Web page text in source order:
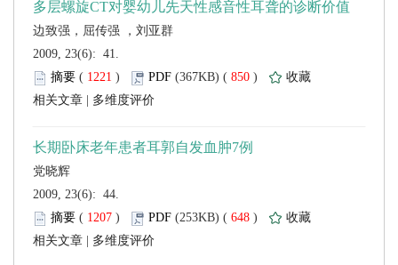
边致强，屈传强 ，刘亚群
2009, 23(6): 41.
(
) 850 )
2009, 23(6): 44.
(
) 648 )